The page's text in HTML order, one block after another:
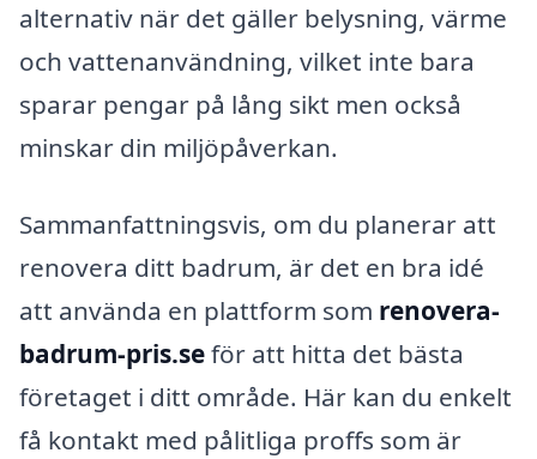
alternativ när det gäller belysning, värme
och vattenanvändning, vilket inte bara
sparar pengar på lång sikt men också
minskar din miljöpåverkan.
Sammanfattningsvis, om du planerar att
renovera ditt badrum, är det en bra idé
att använda en plattform som renovera-
badrum-pris.seför att hitta det bästa
företaget i ditt område. Här kan du enkelt
få kontakt med pålitliga proffs som är